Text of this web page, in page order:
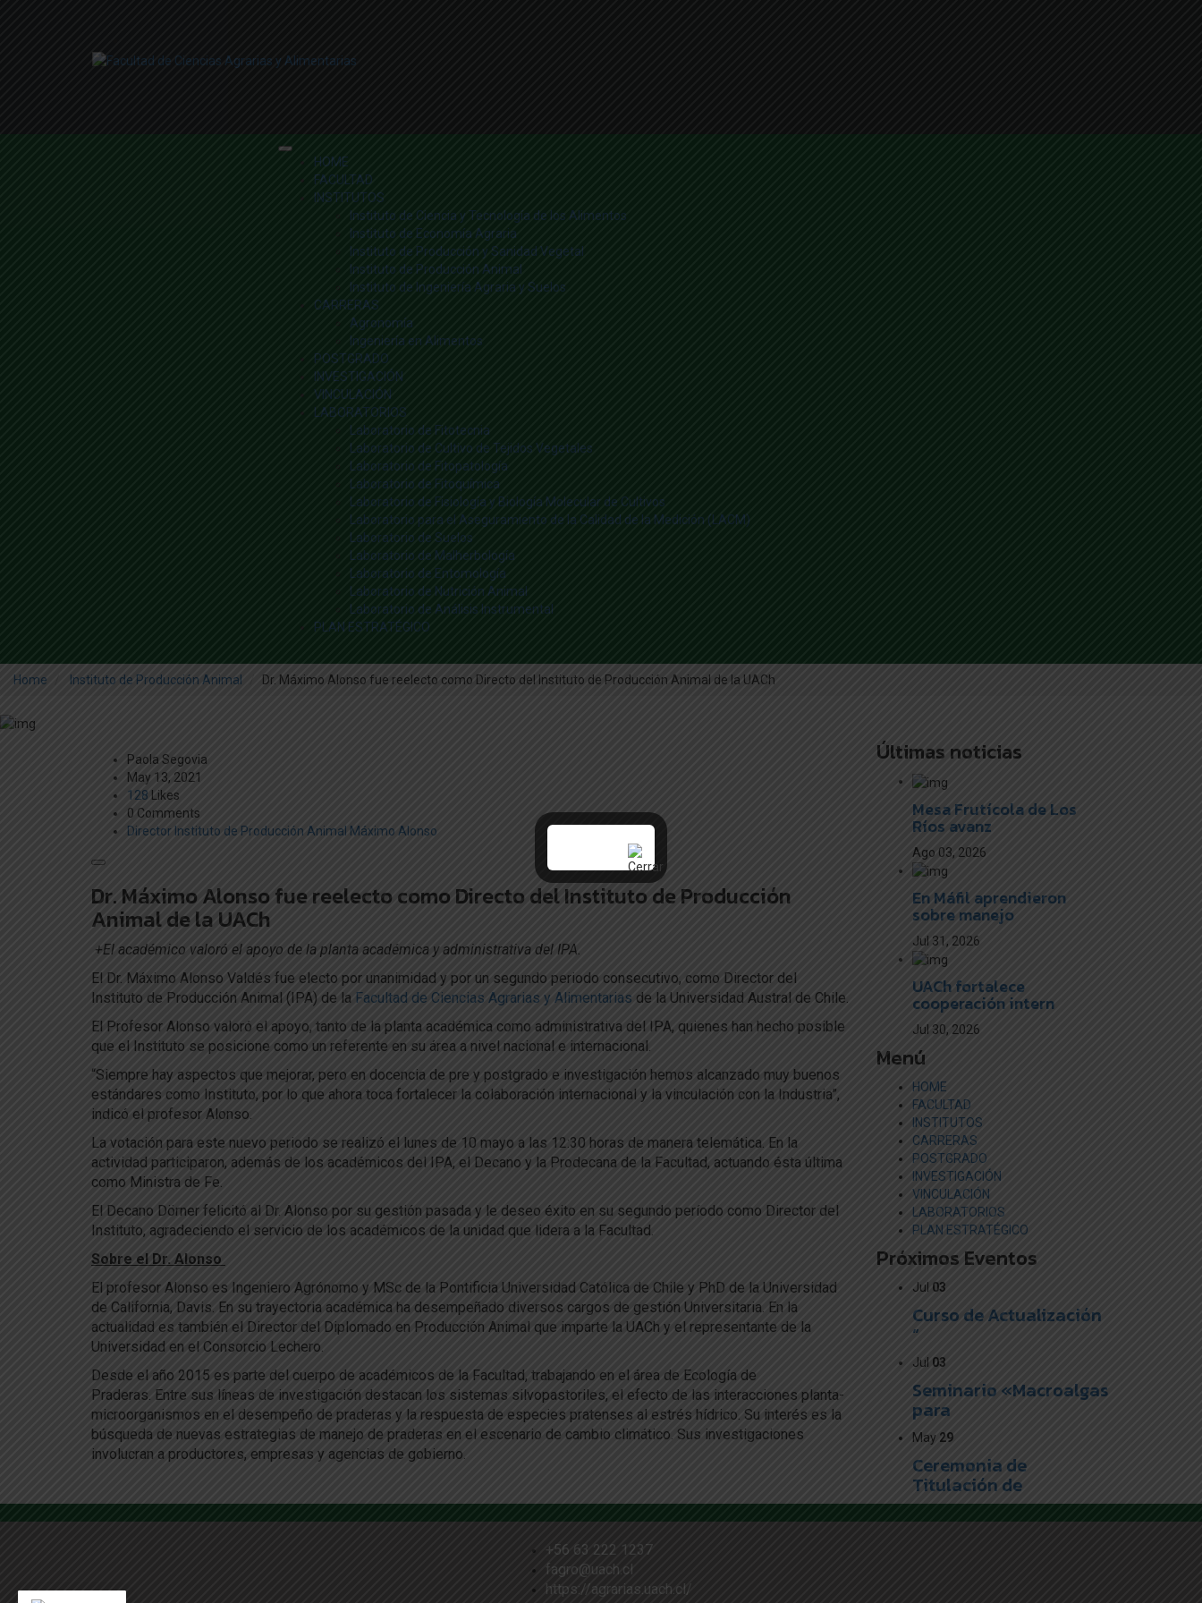
HOME
FACULTAD
INSTITUTOS
Instituto de Ciencia y Tecnología de los Alimentos
Instituto de Economía Agraria
Instituto de Producción y Sanidad Vegetal
Instituto de Producción Animal
Instituto de Ingeniería Agraria y Suelos
CARRERAS
Agronomía
Ingeniería en Alimentos
POSTGRADO
INVESTIGACIÓN
VINCULACIÓN
LABORATORIOS
Laboratorio de Fitotecnia
Laboratorio de Cultivo de Tejidos Vegetales
Laboratorio de Fitopatología
Laboratorio de Fitoquímica
Laboratorio de Fisiología y Biología Molecular de Cultivos
Laboratorio para el Aseguramiento de la Calidad de la Medición (LACM)
Laboratorio de Suelos
Laboratorio de Malherbología
Laboratorio de Entomología
Laboratorio de Nutrición Animal
Laboratorio de Análisis Instrumental
PLAN ESTRATÉGICO
Home Instituto de Producción Animal Dr. Máximo Alonso fue reelecto como Directo del Instituto de Producción Animal de la UACh
Paola Segovia
May 13, 2021
128 Likes
0 Comments
Director Instituto de Producción Animal Máximo Alonso
Dr. Máximo Alonso fue reelecto como Directo del Instituto de Producción
Animal de la UACh
+El académico valoró el apoyo de la planta académica y administrativa del IPA.
El Dr. Máximo Alonso Valdés fue electo por unanimidad y por un segundo periodo consecutivo, como Director del
Instituto de Producción Animal (IPA) de la Facultad de Ciencias Agrarias y Alimentarias de la Universidad Austral de Chile.
El Profesor Alonso valoró el apoyo, tanto de la planta académica como administrativa del IPA, quienes han hecho posible
que el Instituto se posicione como un referente en su área a nivel nacional e internacional.
“Siempre hay aspectos que mejorar, pero en docencia de pre y postgrado e investigación hemos alcanzado muy buenos
estándares como Instituto, por lo que ahora toca fortalecer la colaboración internacional y la vinculación con la Industria”,
indicó el profesor Alonso.
La votación para este nuevo periodo se realizó el lunes de 10 mayo a las 12:30 horas de manera telemática. En la
actividad participaron, además de los académicos del IPA, el Decano y la Prodecana de la Facultad, actuando ésta última
como Ministra de Fe.
El Decano Dörner felicitó al Dr. Alonso por su gestión pasada y le deseo éxito en su segundo período como Director del
Instituto, agradeciendo el servicio de los académicos de la unidad que lidera a la Facultad.
Sobre el Dr. Alonso
El profesor Alonso es Ingeniero Agrónomo y MSc de la Pontificia Universidad Católica de Chile y PhD de la Universidad
de California, Davis. En su trayectoria académica ha desempeñado diversos cargos de gestión Universitaria. En la
actualidad es también el Director del Diplomado en Producción Animal que imparte la UACh y el representante de la
Universidad en el Consorcio Lechero.
Desde el año 2015 es parte del cuerpo de académicos de la Facultad, trabajando en el área de Ecología de
Praderas. Entre sus líneas de investigación destacan los sistemas silvopastoriles, el efecto de las interacciones planta-
microorganismos en el desempeño de praderas y la respuesta de especies pratenses al estrés hídrico. Su interés es la
búsqueda de nuevas estrategias de manejo de praderas en el escenario de cambio climático. Sus investigaciones
involucran a productores, empresas y agencias de gobierno.
Últimas noticias
Mesa Frutícola de Los
Ríos avanz
Ago 03, 2026
En Máfil aprendieron
sobre manejo
Jul 31, 2026
UACh fortalece
cooperación intern
Jul 30, 2026
Menú
HOME
FACULTAD
INSTITUTOS
CARRERAS
POSTGRADO
INVESTIGACIÓN
VINCULACIÓN
LABORATORIOS
PLAN ESTRATÉGICO
Próximos Eventos
Jul 03
Curso de Actualización
“
Jul 03
Seminario «Macroalgas
para
May 29
Ceremonia de
Titulación de
+56 63 222 1237
fagro@uach.cl
https://agrarias.uach.cl/